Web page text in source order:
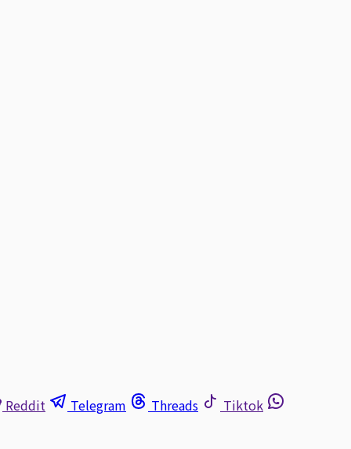
Reddit Telegram Threads Tiktok